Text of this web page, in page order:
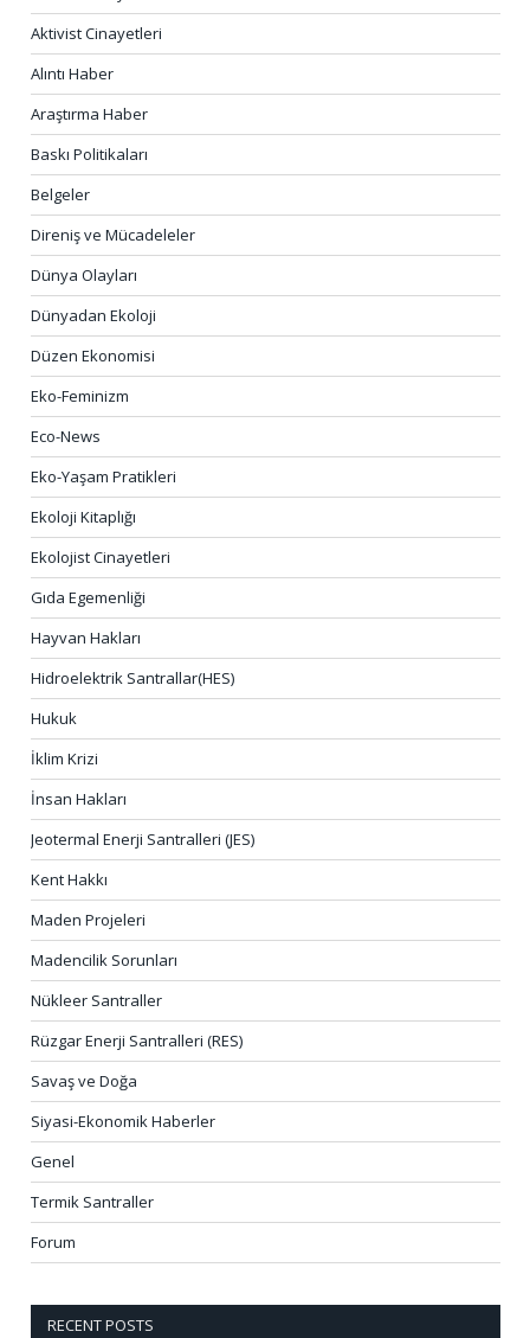
Aktivist Cinayetleri
Alıntı Haber
Araştırma Haber
Baskı Politikaları
Belgeler
Direniş ve Mücadeleler
Dünya Olayları
Dünyadan Ekoloji
Düzen Ekonomisi
Eko-Feminizm
Eco-News
Eko-Yaşam Pratikleri
Ekoloji Kitaplığı
Ekolojist Cinayetleri
Gıda Egemenliği
Hayvan Hakları
Hidroelektrik Santrallar(HES)
Hukuk
İklim Krizi
İnsan Hakları
Jeotermal Enerji Santralleri (JES)
Kent Hakkı
Maden Projeleri
Madencilik Sorunları
Nükleer Santraller
Rüzgar Enerji Santralleri (RES)
Savaş ve Doğa
Siyasi-Ekonomik Haberler
Genel
Termik Santraller
Forum
RECENT POSTS